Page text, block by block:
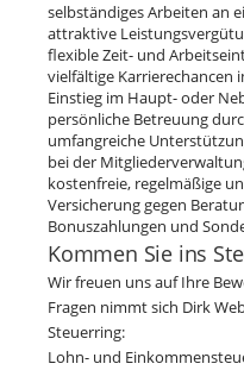
selbständiges Arbeiten an
attraktive
flexible Zeit- und
vielfältige Karrierechancen
Einstieg im Haupt- oder
persönliche Betreuung
umfangreiche
bei der
kostenfreie, regelmäßige
Versicherung gegen
Bonuszahlungen und
Kommen Sie ins
Wir freuen uns auf Ihre
Fragen nimmt sich Dirk
Steuerring:
Lohn- und